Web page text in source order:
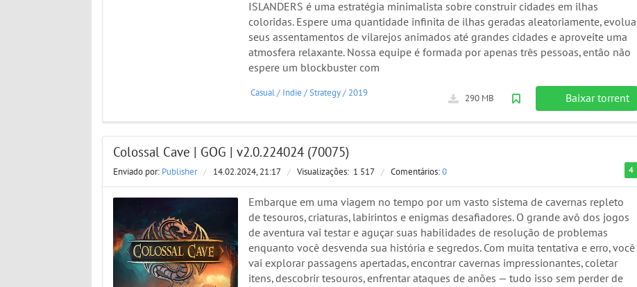
ISLANDERS é uma estratégia minimalista sobre construir cidades em ilhas
coloridas. Espere uma quantidade infinita de ilhas geradas aleatoriamente, evolua
seus assentamentos de vilarejos animados até grandes cidades e aproveite uma
atmosfera relaxante. Nossa equipe é formada por apenas três pessoas, então não
espere um blockbuster com
Baixar torrent
290 MB
Casual/ Indie /Strategy/ 2019
Colossal Cave | GOG | v2.0.224024 (70075)
4
Enviado por: Publisher / 14.02.2024, 21:17 / Visualizações: 1 517 / Comentários:0
Embarque em uma viagem no tempo por um vasto sistema de cavernas repleto
de tesouros, criaturas, labirintos e enigmas desafiadores. O grande avô dos jogos
de aventura vai testar e aguçar suas habilidades de resolução de problemas
enquanto você desvenda sua história e segredos. Com muita tentativa e erro, você
vai explorar passagens apertadas, encontrar cavernas impressionantes, coletar
itens, descobrir tesouros, enfrentar ataques de anões — tudo isso sem perder de